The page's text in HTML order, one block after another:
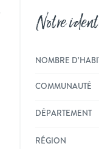
Notre
NOMBRE
COMMUNAUTÉ
DÉPARTEMENT
RÉGION